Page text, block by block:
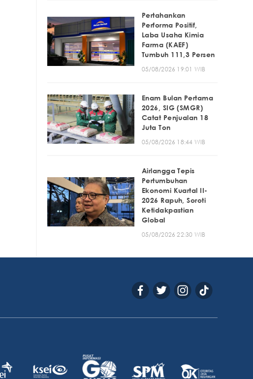
Pertahankan
Performa Positif,
Laba Usaha Kimia
Farma (KAEF)
Tumbuh 111,3 Persen
05/08/2026 19:01 WIB
Enam Bulan Pertama
2026, SIG (SMGR)
Catat Penjualan 18
Juta Ton
05/08/2026 18:44 WIB
Airlangga Tepis
Pertumbuhan
Ekonomi Kuartal II-
2026 Rapuh, Soroti
Ketidakpastian
Global
05/08/2026 22:30 WIB